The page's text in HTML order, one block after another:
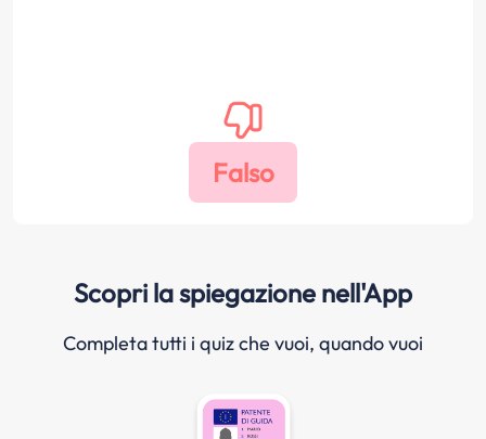
Scopri la spiegazione nell'App
Completa tutti i quiz che vuoi, quando vuoi